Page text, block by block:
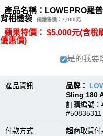
產品名稱：LOWEPRO羅
背相機袋
建議售價： 7,000元
蘋果特價： $5,000元(含稅
優惠價)
是的我要
產品資訊 品牌：
Sling 180
訂購編號
#50835311
付款方式 超商取貨